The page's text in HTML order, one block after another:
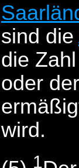
sind die
die
oder
wird.
1